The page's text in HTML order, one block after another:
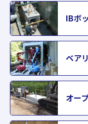
IBボ
ベア
オー